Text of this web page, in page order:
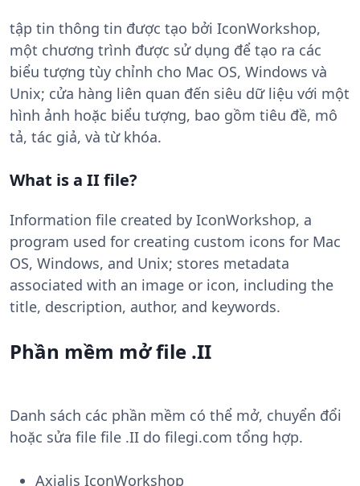
tập tin thông tin được tạo bởi IconWorkshop,
một chương trình được sử dụng để tạo ra các
biểu tượng tùy chỉnh cho Mac OS, Windows và
Unix; cửa hàng liên quan đến siêu dữ liệu với một
hình ảnh hoặc biểu tượng, bao gồm tiêu đề, mô
tả, tác giả, và từ khóa.
What is a II file?
Information file created by IconWorkshop, a
program used for creating custom icons for Mac
OS, Windows, and Unix; stores metadata
associated with an image or icon, including the
title, description, author, and keywords.
Phần mềm mở file .II
Danh sách các phần mềm có thể mở, chuyển đổi
hoặc sửa file file .II do filegi.com tổng hợp.
Axialis IconWorkshop